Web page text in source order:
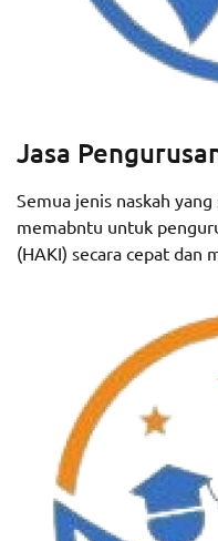
Jasa
Semua jenis naskah
memabntu untuk
(HAKI) secara cepat dan